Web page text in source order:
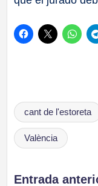
Etiquetas:
cant de l'estoreta
València
Entrada